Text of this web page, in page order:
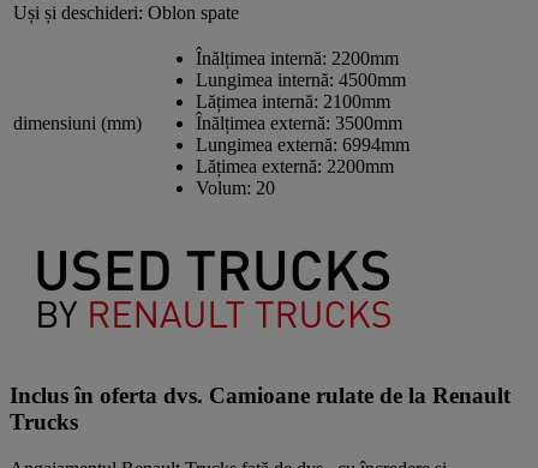
Uși și deschideri: Oblon spate
dimensiuni (mm)
Înălțimea internă: 2200mm
Lungimea internă: 4500mm
Lățimea internă: 2100mm
Înălțimea externă: 3500mm
Lungimea externă: 6994mm
Lățimea externă: 2200mm
Volum: 20
Inclus în oferta dvs. Camioane rulate de la Renault
Trucks